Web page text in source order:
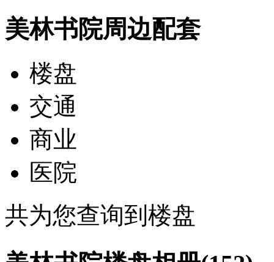
美林书院周边配套
楼盘
交通
商业
医院
共为您查询到 楼盘